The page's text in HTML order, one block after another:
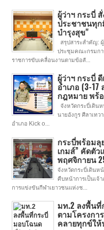
ผู้ว่าฯ กระบี่
ประชาชนทุก
บำรุงสุข"
สรุปสาระสำคัญ:
ประชุมคณะกรมกา
ราชการขับเคลื่อนงานตามข้อสั...
ผู้ว่าฯ กระบี่
อำเภอ (3-17
กฎหมาย พร้
จังหวัดกระบี่เดิน
นายอังกูร ศีลาเทว
อำเภอ Kick o...
กระบี่พร้อมลุ
เกมส์” คัดตั
พฤศจิกายน
จังหวัดกระบี่เดินห
คืบหน้าการเป็นเจ้
การแข่งขันกีฬาเยาวชนแห่งช...
มท.2 ลงพื้น
ตามโครงกา
คลายทุกข์ให้